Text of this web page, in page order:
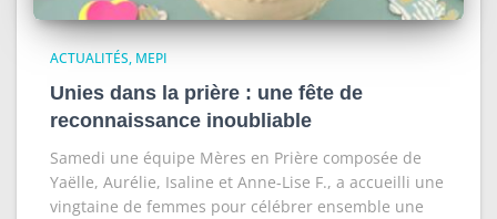
ACTUALITÉS MEPI
Unies dans la prière : une fête de
reconnaissance inoubliable
Samedi une équipe Mères en Prière composée de
Yaëlle, Aurélie, Isaline et Anne-Lise F., a accueilli une
vingtaine de femmes pour célébrer ensemble une